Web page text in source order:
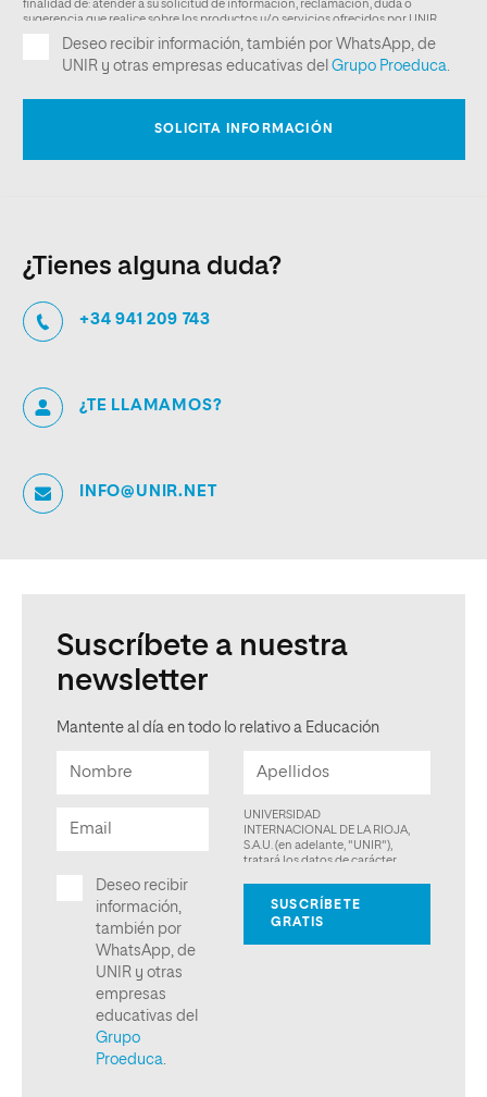
¿Tienes alguna duda?
+34 941 209 743
¿TE LLAMAMOS?
INFO@UNIR.NET
Suscríbete a nuestra
newsletter
Mantente al día en todo lo relativo a Educación